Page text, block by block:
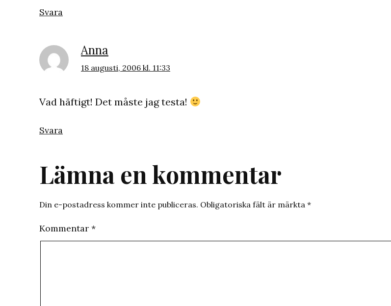
Svara
Anna
18 augusti, 2006 kl. 11:33
Vad häftigt! Det måste jag testa!
Svara
Lämna en kommentar
Din e-postadress kommer inte publiceras. Obligatoriska fält är märkta *
Kommentar *